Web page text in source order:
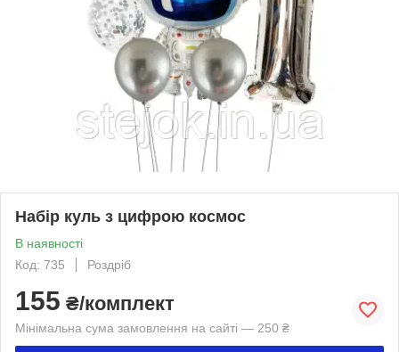
Набір куль з цифрою космос
В наявності
Код: 735
Роздріб
155 ₴/комплект
Мінімальна сума замовлення на сайті — 250 ₴